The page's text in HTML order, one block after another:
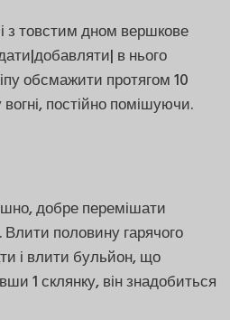
з товстим дном вершкове
в нього
обсмажити протягом 10
постійно помішуючи.
добре перемішати
половину гарячого
і влити бульйон, що
1 склянку, він знадобиться